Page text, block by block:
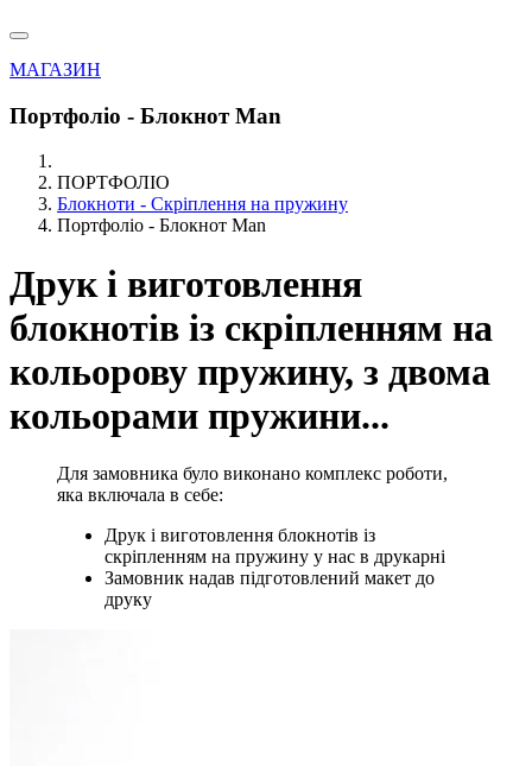
МАГАЗИН
Портфоліо - Блокнот Man
ПОРТФОЛІО
Блокноти - Скріплення на пружину
Портфоліо - Блокнот Man
Друк і виготовлення
блокнотів із скріпленням на
кольорову пружину, з двома
кольорами пружини...
Для замовника було виконано комплекс роботи,
яка включала в себе:
Друк і виготовлення блокнотів із
скріпленням на пружину у нас в друкарні
Замовник надав підготовлений макет до
друку